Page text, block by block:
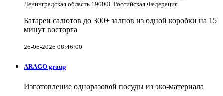
Ленинградская область 190000 Российская Федерация
Батареи салютов до 300+ залпов из одной коробки на 15
минут восторга
26-06-2026 08:46:00
ARAGO group
Изготовление одноразовой посуды из эко-материала